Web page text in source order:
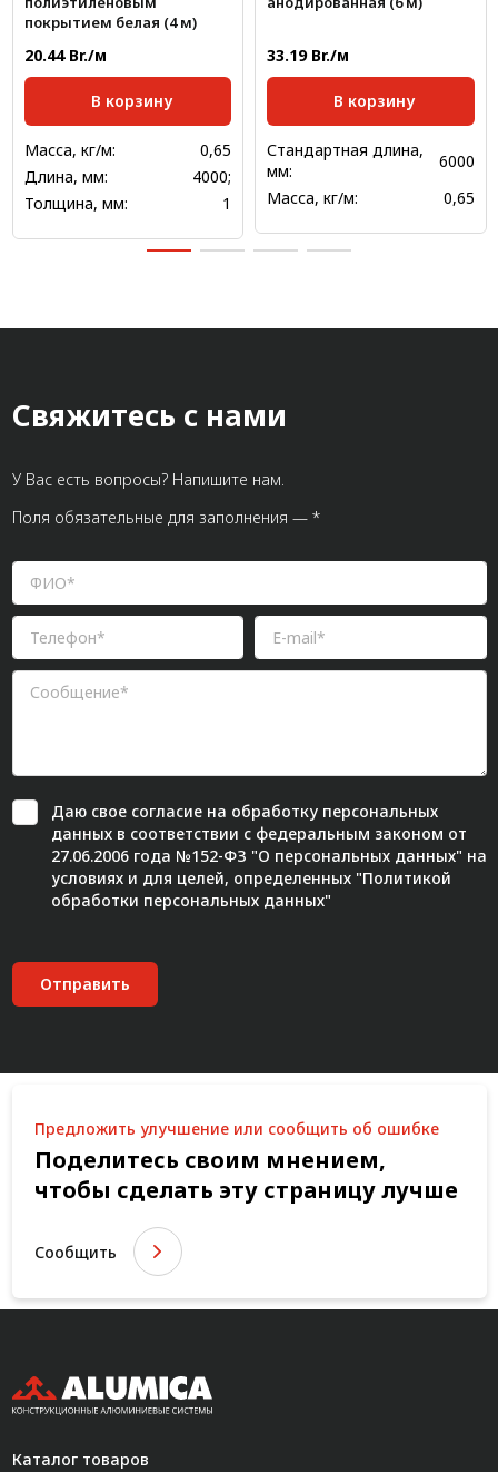
покрытием белая (4 м)
20.44 Br./м
В корзину
Масса, кг/м:
0,65
Длина, мм:
4000;
Толщина, мм:
1
33.19 Br./м
В корзину
Стандартная длина,
мм:
6000
Масса, кг/м:
0,65
Свяжитесь с нами
У Вас есть вопросы? Напишите нам.
Поля обязательные для заполнения — *
Даю свое согласиена обработку персональных
данных в соответствии с федеральным законом от
27.06.2006 года №152-ФЗ "О персональных данных" на
условиях и для целей, определенных "Политикой
обработки персональных данных"
Отправить
Предложить улучшение или сообщить об ошибке
Поделитесь своим мнением,
чтобы сделать эту страницу лучше
Сообщить
Каталог товаров